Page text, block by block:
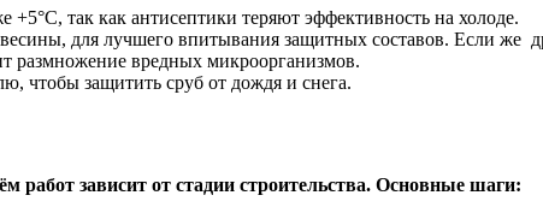
так как антисептики теряют эффективность на холоде.
для лучшего впитывания защитных составов. Если же
размножение вредных микроорганизмов.
чтобы защитить сруб от дождя и снега.
работ зависит от стадии строительства. Основные шаги: